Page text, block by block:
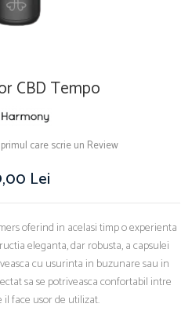
CBD Tempo
care scrie un Review
Lei
oferind in acelasi timp o experienta
eleganta, dar robusta, a capsulei
cu usurinta in buzunare sau in
sa se potriveasca confortabil intre
il face usor de utilizat.